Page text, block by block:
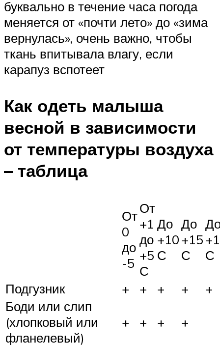
буквально в течение часа погода
меняется от «почти лето» до «зима
вернулась», очень важно, чтобы
ткань впитывала влагу, если
карапуз вспотеет
Как одеть малыша
весной в зависимости
от температуры воздуха
– таблица
От
0
до
-5
От
+1
до
+5
С
До
+10
С
До
+15
С
С
Подгузник + + + +
+
Боди или слип
(хлопковый или
фланелевый)
+ + + +